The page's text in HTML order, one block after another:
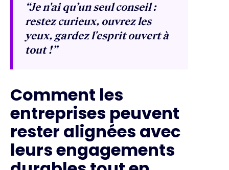
“Je n'ai qu’un seul conseil :
restez curieux, ouvrez les
yeux, gardez l'esprit ouvert à
tout !”
Comment les
entreprises peuvent
rester alignées avec
leurs engagements